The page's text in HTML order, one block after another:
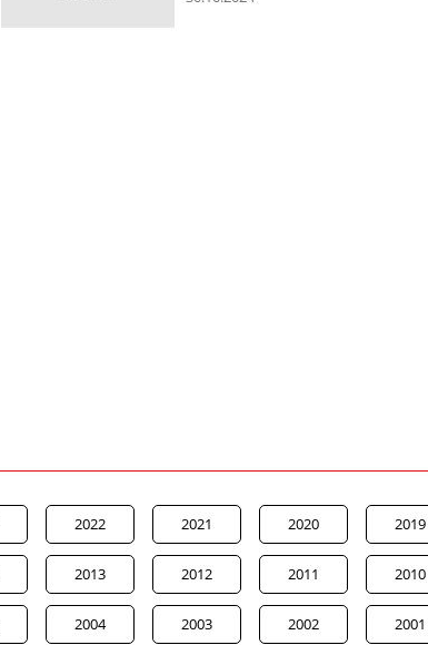
2022 2021 2020 2019
2013 2012 2011 2010
2004 2003 2002 2001